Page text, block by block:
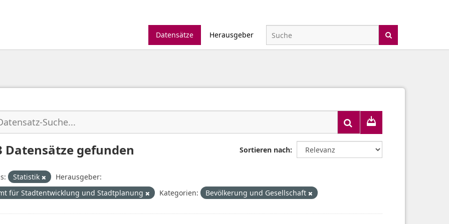
Datensätze
Herausgeber
Sortieren nach
Datensätze gefunden
Statistik
Herausgeber:
für Stadtentwicklung und Stadtplanung
Kategorien: Bevölkerung und Gesellschaft